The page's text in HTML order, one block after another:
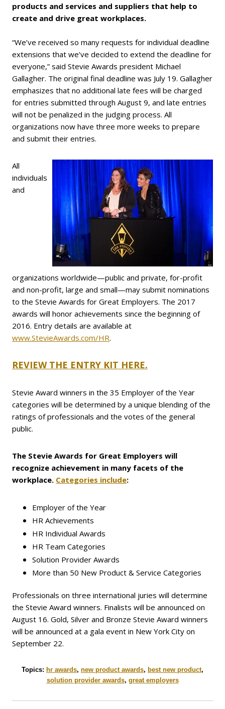
products and services and suppliers that help to
create and drive great workplaces.
“We’ve received so many requests for individual deadline
extensions that we’ve decided to extend the deadline for
everyone,” said Stevie Awards president Michael
Gallagher. The original final deadline was July 19. Gallagher
emphasizes that no additional late fees will be charged
for entries submitted through August 9, and late entries
will not be penalized in the judging process. All
organizations now have three more weeks to prepare
and submit their entries.
All
individuals
and
organizations worldwide—public and private, for-profit
and non-profit, large and small—may submit nominations
to the Stevie Awards for Great Employers. The 2017
awards will honor achievements since the beginning of
2016. Entry details are available at
www.StevieAwards.com/HR.
REVIEW THE ENTRY KIT HERE.
Stevie Award winners in the 35 Employer of the Year
categories will be determined by a unique blending of the
ratings of professionals and the votes of the general
public.
The Stevie Awards for Great Employers will
recognize achievement in many facets of the
workplace. Categories include:
Employer of the Year
HR Achievements
HR Individual Awards
HR Team Categories
Solution Provider Awards
More than 50 New Product & Service Categories
Professionals on three international juries will determine
the Stevie Award winners. Finalists will be announced on
August 16. Gold, Silver and Bronze Stevie Award winners
will be announced at a gala event in New York City on
September 22.
Topics: hr awards, new product awards, best new product,
solution provider awards, great employers